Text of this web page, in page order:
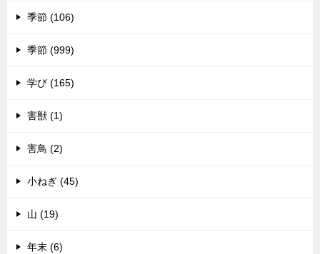
季節 (106)
季節 (999)
学び (165)
害獣 (1)
害鳥 (2)
小ねぎ (45)
山 (19)
年末 (6)